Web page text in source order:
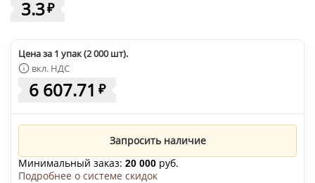
3.3₽
Цена за 1 упак (2 000 шт).
вкл. НДС
6 607.71 ₽
Запросить наличие
Минимальный заказ: 20 000 руб.
Подробнее о системе скидок